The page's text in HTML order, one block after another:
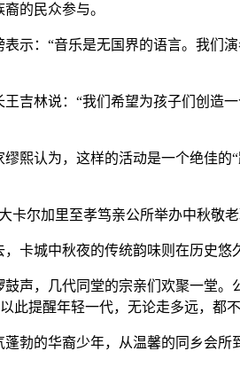
的民众参与。
：“音乐是无国界的语言。我们演
林说：“我们希望为孩子们创造一
认为，这样的活动是一个绝佳的“
卡尔加里至孝笃亲公所举办中秋敬
城中秋夜的传统韵味则在历史悠
，几代同堂的宗亲们欢聚一堂。公
此提醒年轻一代，无论走多远，都
的华裔少年，从温馨的同乡会所